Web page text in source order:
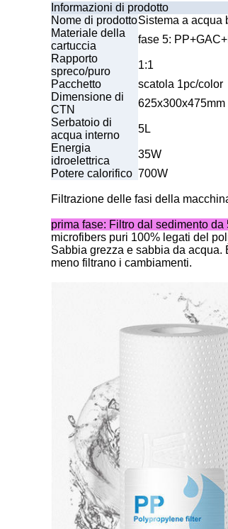
Informazioni di prodotto
Nome di prodottoSistema a acqua
Materiale della
cartuccia
fase 5:
Rapporto
spreco/puro
1:1
Pacchetto
scatola 1pc/color
Dimensione di
CTN
625x300x475mm
Serbatoio di
acqua interno
5L
Energia
idroelettrica
35W
Potere calorifico 700W
Filtrazione delle fasi della
prima fase: Filtro dal sedimento da
microfibers puri 100% legati del
Sabbia grezza e sabbia da
meno filtrano i cambiamenti.